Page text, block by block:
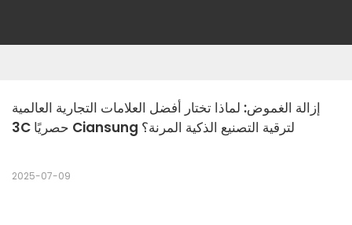
إزالة الغموض: لماذا تختار أفضل العلامات التجارية العالمية
3C حصريًا Ciansung لترقية التصنيع الذكية المرنة؟
2025-07-09